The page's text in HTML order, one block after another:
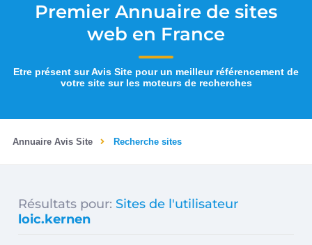
Premier Annuaire de sites
web en France
Etre présent sur Avis Site pour un meilleur référencement de
votre site sur les moteurs de recherches
Annuaire Avis Site Recherche sites
Résultats pour: Sites de l'utilisateur
loic.kernen